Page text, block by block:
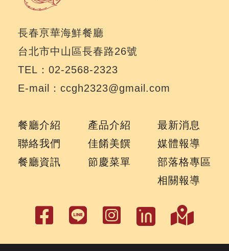
長春亰華海鮮餐廳
台北市中山區長春路26號
TEL：02-2568-2323
E-mail：ccgh2323@gmail.com
餐廳介紹
聯絡我們
餐廳資訊
產品介紹
佳餚美饌
節慶菜單
最新消息
媒體報導
部落格專區
相關報導